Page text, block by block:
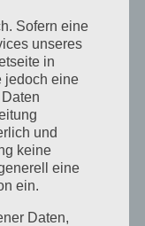
Schutz
Maske
Sofern eine
unseres
in
jedoch eine
und
keine
eine
ein.
Daten,